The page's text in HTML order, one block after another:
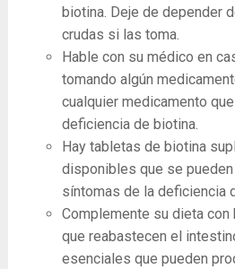
biotina. Deje de depender
crudas si las toma.
Hable con su médico en
tomando algún
cualquier medicamento
deficiencia de biotina.
Hay tabletas de biotina
disponibles que se
síntomas de la deficiencia
Complemente su dieta
que reabastecen el
esenciales que pueden